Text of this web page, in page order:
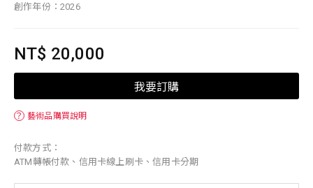
創作年份：2026
NT$ 20,000
我要訂購
？ 藝術品購買說明
付款方式：
ATM轉帳付款、信用卡線上刷卡、信用卡分期